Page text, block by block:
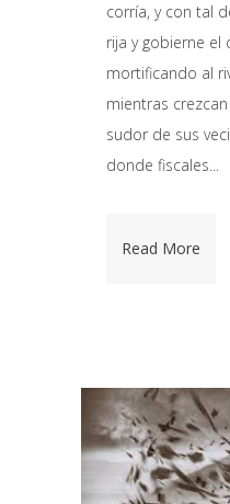
corría, y con tal
rija y gobierne
mortificando al
mientras
sudor de sus
donde fiscales...
Read More